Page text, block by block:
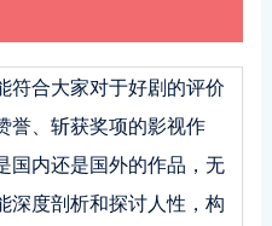
符合大家对于好剧的评价
誉、斩获奖项的影视作
国内还是国外的作品，无
深度剖析和探讨人性，构